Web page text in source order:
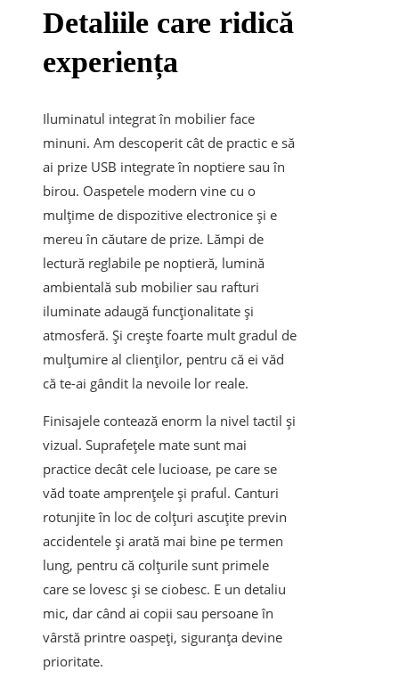
Detaliile care ridică
experiența
Iluminatul integrat în mobilier face
minuni. Am descoperit cât de practic e să
ai prize USB integrate în noptiere sau în
birou. Oaspetele modern vine cu o
mulțime de dispozitive electronice și e
mereu în căutare de prize. Lămpi de
lectură reglabile pe noptieră, lumină
ambientală sub mobilier sau rafturi
iluminate adaugă funcționalitate și
atmosferă. Și crește foarte mult gradul de
mulțumire al clienților, pentru că ei văd
că te-ai gândit la nevoile lor reale.
Finisajele contează enorm la nivel tactil și
vizual. Suprafețele mate sunt mai
practice decât cele lucioase, pe care se
văd toate amprențele și praful. Canturi
rotunjite în loc de colțuri ascuțite previn
accidentele și arată mai bine pe termen
lung, pentru că colțurile sunt primele
care se lovesc și se ciobesc. E un detaliu
mic, dar când ai copii sau persoane în
vârstă printre oaspeți, siguranța devine
prioritate.